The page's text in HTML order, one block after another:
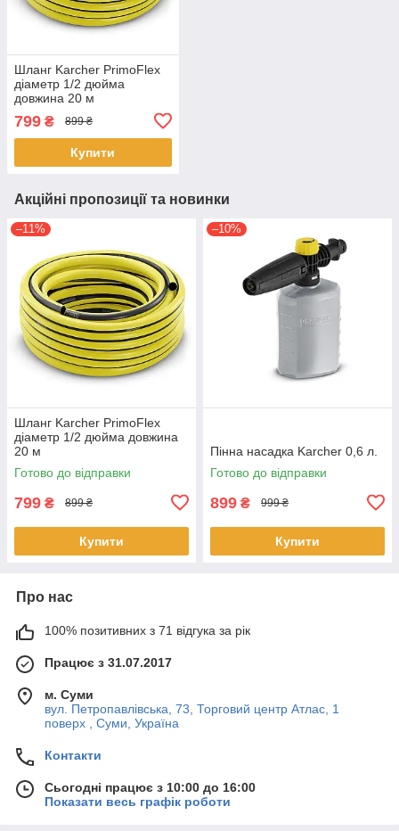
Шланг Karcher PrimoFlex
діаметр 1/2 дюйма
довжина 20 м
799 ₴ 899 ₴
Купити
Акційні пропозиції та новинки
–11%
Шланг Karcher PrimoFlex
діаметр 1/2 дюйма довжина
20 м
Готово до відправки
799 ₴ 899 ₴
Купити
–10%
Пінна насадка Karcher 0,6 л.
Готово до відправки
899 ₴ 999 ₴
Купити
Про нас
100% позитивних з 71 відгука за рік
Працює з 31.07.2017
м. Суми
вул. Петропавлівська, 73, Торговий центр Атлас, 1
поверх , Суми, Україна
Контакти
Сьогодні працює з 10:00 до 16:00
Показати весь графік роботи